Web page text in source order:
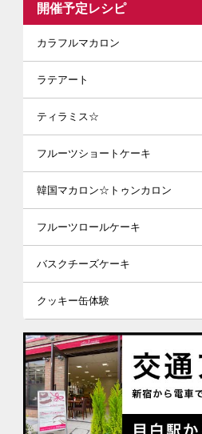
開催予定レシピ
カラフルマカロン
ラテアート
ティラミス☆
フルーツショートケーキ
韓国マカロン☆トゥンカロン
フルーツロールケーキ
バスクチーズケーキ
クッキー缶体験